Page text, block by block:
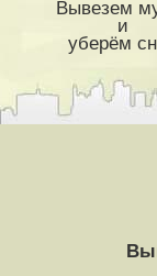
Вывезем
и
уберём